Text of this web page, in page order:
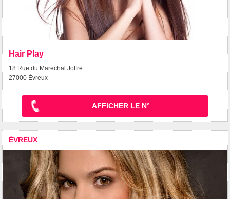
Hair Play
18 Rue du Marechal Joffre
27000 Évreux
AFFICHER LE N°
ÉVREUX